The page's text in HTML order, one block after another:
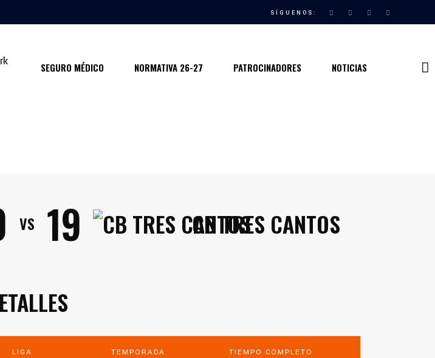
SÍGUENOS:
SEGURO MÉDICO NORMATIVA 26-27 PATROCINADORES NOTICIAS
VS 19 CB TRES CANTOS
LIGA TEMPORADA TIEMPO COMPLETO